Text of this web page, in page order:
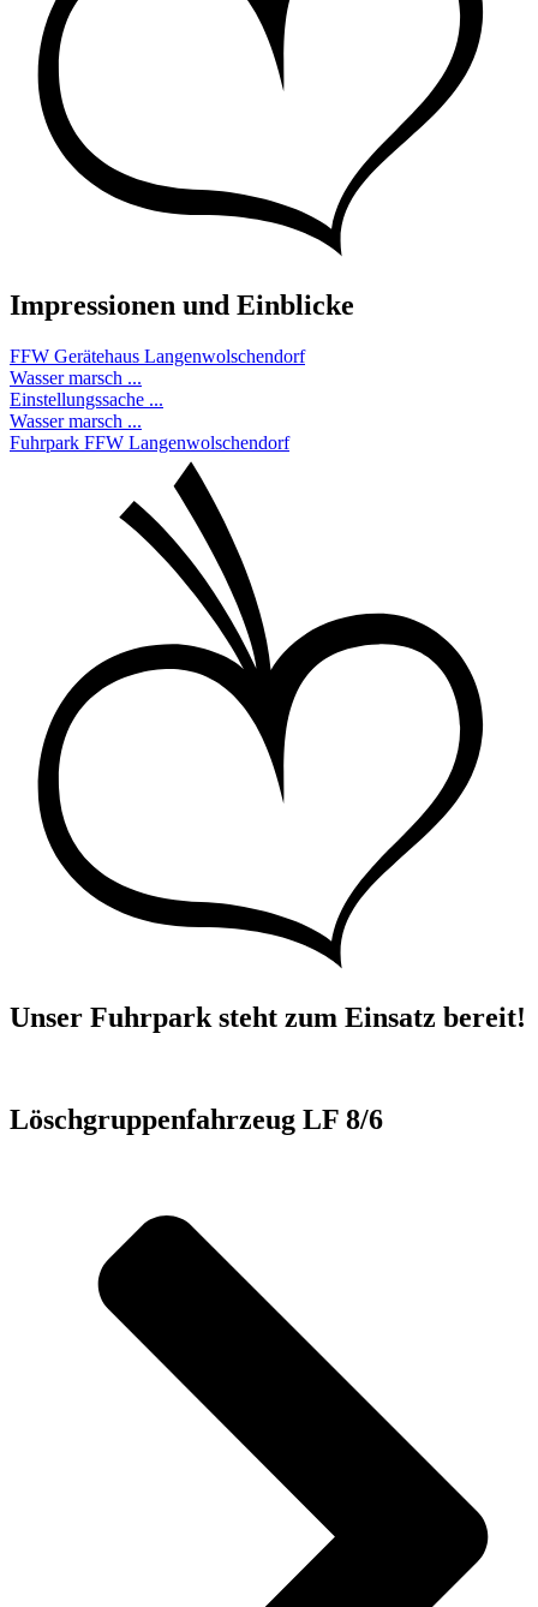
Impressionen und Einblicke
FFW Gerätehaus Langenwolschendorf
Wasser marsch ...
Einstellungssache ...
Wasser marsch ...
Fuhrpark FFW Langenwolschendorf
Unser Fuhrpark steht zum Einsatz bereit!
Löschgruppenfahrzeug LF 8/6